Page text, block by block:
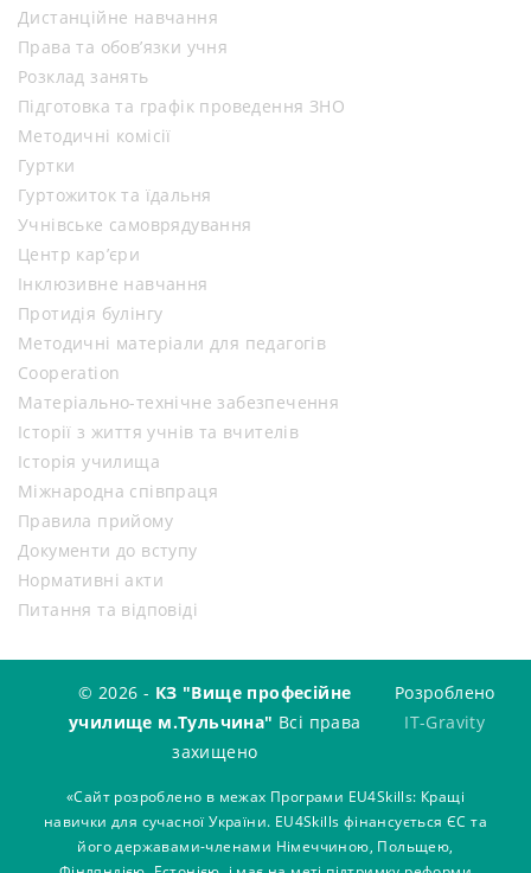
Дистанційне навчання
Права та обов’язки учня
Розклад занять
Підготовка та графік проведення ЗНО
Методичні комісії
Гуртки
Гуртожиток та їдальня
Учнівське самоврядування
Центр кар’єри
Інклюзивне навчання
Протидія булінгу
Методичні матеріали для педагогів
Cooperation
Матеріально-технічне забезпечення
Історії з життя учнів та вчителів
Історія училища
Міжнародна співпраця
Правила прийому
Документи до вступу
Нормативні акти
Питання та відповіді
© 2026 - КЗ "Вище професійне
училище м.Тульчина" Всі права
захищено
Розроблено
IT-Gravity
«Сайт розроблено в межах Програми EU4Skills: Кращі
навички для сучасної України. EU4Skills фінансується ЄС та
його державами-членами Німеччиною, Польщею,